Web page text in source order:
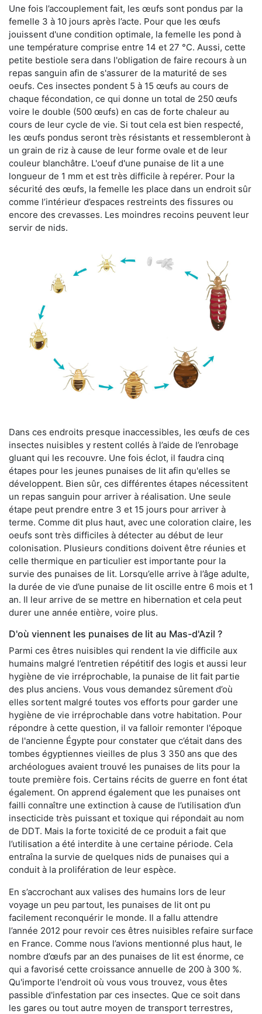
Une fois l’accouplement fait, les œufs sont pondus par la
femelle 3 à 10 jours après l’acte. Pour que les œufs
jouissent d'une condition optimale, la femelle les pond à
une température comprise entre 14 et 27 °C. Aussi, cette
petite bestiole sera dans l'obligation de faire recours à un
repas sanguin afin de s'assurer de la maturité de ses
oeufs. Ces insectes pondent 5 à 15 œufs au cours de
chaque fécondation, ce qui donne un total de 250 œufs
voire le double (500 œufs) en cas de forte chaleur au
cours de leur cycle de vie. Si tout cela est bien respecté,
les œufs pondus seront très résistants et ressembleront à
un grain de riz à cause de leur forme ovale et de leur
couleur blanchâtre. L'oeuf d'une punaise de lit a une
longueur de 1 mm et est très difficile à repérer. Pour la
sécurité des œufs, la femelle les place dans un endroit sûr
comme l’intérieur d’espaces restreints des fissures ou
encore des crevasses. Les moindres recoins peuvent leur
servir de nids.
Dans ces endroits presque inaccessibles, les œufs de ces
insectes nuisibles y restent collés à l’aide de l’enrobage
gluant qui les recouvre. Une fois éclot, il faudra cinq
étapes pour les jeunes punaises de lit afin qu'elles se
développent. Bien sûr, ces différentes étapes nécessitent
un repas sanguin pour arriver à réalisation. Une seule
étape peut prendre entre 3 et 15 jours pour arriver à
terme. Comme dit plus haut, avec une coloration claire, les
oeufs sont très difficiles à détecter au début de leur
colonisation. Plusieurs conditions doivent être réunies et
celle thermique en particulier est importante pour la
survie des punaises de lit. Lorsqu’elle arrive à l’âge adulte,
la durée de vie d’une punaise de lit oscille entre 6 mois et 1
an. Il leur arrive de se mettre en hibernation et cela peut
durer une année entière, voire plus.
D'où viennent les punaises de lit au Mas-d'Azil ?
Parmi ces êtres nuisibles qui rendent la vie difficile aux
humains malgré l’entretien répétitif des logis et aussi leur
hygiène de vie irréprochable, la punaise de lit fait partie
des plus anciens. Vous vous demandez sûrement d’où
elles sortent malgré toutes vos efforts pour garder une
hygiène de vie irréprochable dans votre habitation. Pour
répondre à cette question, il va falloir remonter l'époque
de l'ancienne Égypte pour constater que c’était dans des
tombes égyptiennes vieilles de plus 3 350 ans que des
archéologues avaient trouvé les punaises de lits pour la
toute première fois. Certains récits de guerre en font état
également. On apprend également que les punaises ont
failli connaître une extinction à cause de l’utilisation d’un
insecticide très puissant et toxique qui répondait au nom
de DDT. Mais la forte toxicité de ce produit a fait que
l’utilisation a été interdite à une certaine période. Cela
entraîna la survie de quelques nids de punaises qui a
conduit à la prolifération de leur espèce.
En s’accrochant aux valises des humains lors de leur
voyage un peu partout, les punaises de lit ont pu
facilement reconquérir le monde. Il a fallu attendre
l’année 2012 pour revoir ces êtres nuisibles refaire surface
en France. Comme nous l’avions mentionné plus haut, le
nombre d’œufs par an des punaises de lit est énorme, ce
qui a favorisé cette croissance annuelle de 200 à 300 %.
Qu'importe l'endroit où vous vous trouvez, vous êtes
passible d'infestation par ces insectes. Que ce soit dans
les gares ou tout autre moyen de transport terrestres,